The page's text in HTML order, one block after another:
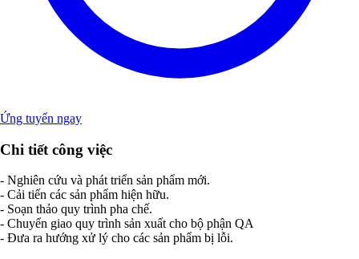
Ứng tuyển ngay
Chi tiết công việc
- Nghiên cứu và phát triển sản phẩm mới.
- Cải tiến các sản phẩm hiện hữu.
- Soạn thảo quy trình pha chế.
- Chuyển giao quy trình sản xuất cho bộ phận QA
- Đưa ra hướng xử lý cho các sản phẩm bị lỗi.